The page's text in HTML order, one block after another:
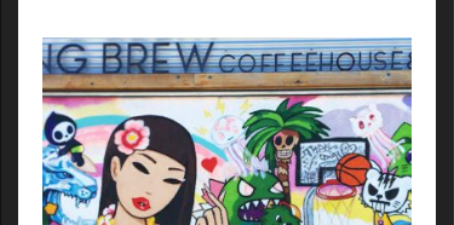
自体をテーマとしたアート作品という点だ。発起
人は建築家・サイクリストの伊藤嘉朗(いとうよし
あき)さん。2回にわたって『ツールド妻有』の成
り立ちについて伊藤さんに話を聞いた。